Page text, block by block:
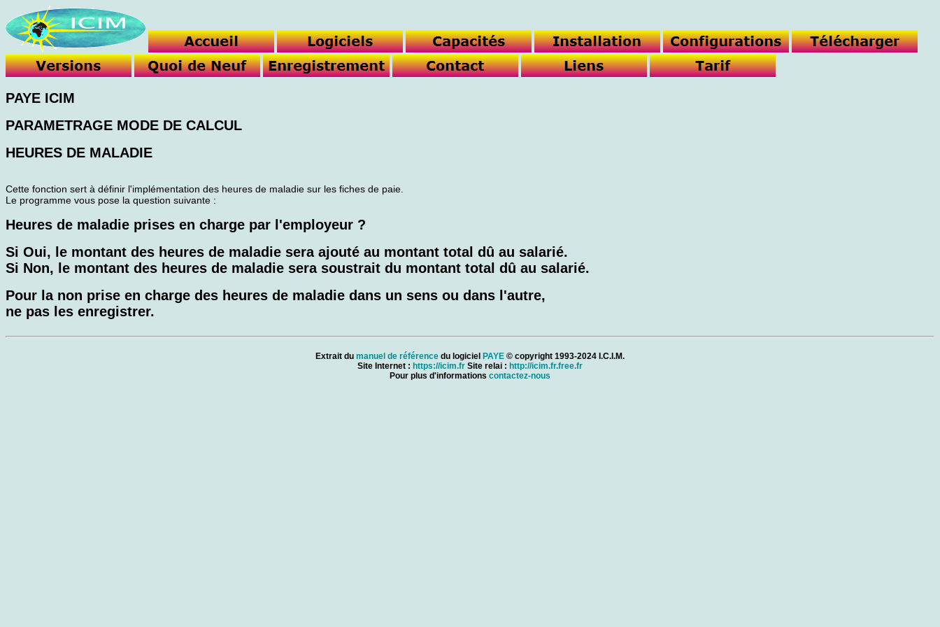
PAYE ICIM
PARAMETRAGE MODE DE CALCUL
HEURES DE MALADIE
Cette fonction sert à définir l'implémentation des heures de maladie sur les fiches de paie.
Le programme vous pose la question suivante :
Heures de maladie prises en charge par l'employeur ?
Si Oui, le montant des heures de maladie sera ajouté au montant total dû au salarié.
Si Non, le montant des heures de maladie sera soustrait du montant total dû au salarié.
Pour la non prise en charge des heures de maladie dans un sens ou dans l'autre,
ne pas les enregistrer.
Extrait du manuel de référence du logiciel PAYE © copyright 1993-2024 I.C.I.M.
Site Internet : https://icim.fr Site relai : http://icim.fr.free.fr
Pour plus d'informations contactez-nous